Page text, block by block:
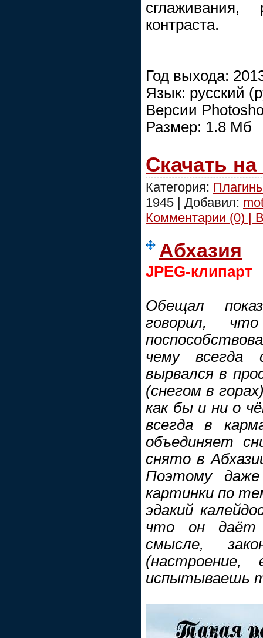
сглаживания,
контраста.
Год выхода:
Язык: русский
Версии
Размер: 1.8 Mб
Скачать
Категория:
1945 | Добавил:
Комментарии (0) |
Абхазия
JPEG-клипарт
Обещал
говорил,
чему всегда
вырвался в
(снегом в
как бы и ни о
всегда в
объединяет
снято в
Поэтому
картинки по
эдакий
что он даёт
смысле,
испытываешь